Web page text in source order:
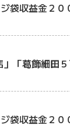
袋収益金２
「葛飾細田
袋収益金２